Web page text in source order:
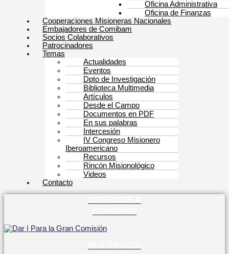
Oficina Administrativa
Oficina de Finanzas
Cooperaciones Misioneras Nacionales
Embajadores de Comibam
Socios Colaborativos
Patrocinadores
Temas
Actualidades
Eventos
Dpto de Investigación
Biblioteca Multimedia
Artículos
Desde el Campo
Documentos en PDF
En sus palabras
Intercesión
IV Congreso Misionero
Iberoamericano
Recursos
Rincón Misionológico
Videos
Contacto